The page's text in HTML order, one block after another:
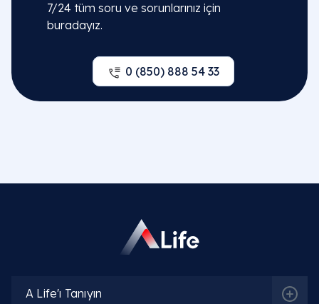
7/24 tüm soru ve sorunlarınız için
buradayız.
0 (850) 888 54 33
A Life'ı Tanıyın